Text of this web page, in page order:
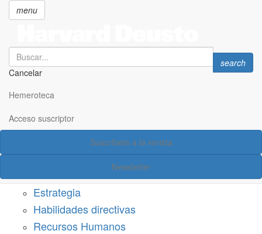
principal
menu
Search
Cancelar
Search
search
Hemeroteca
Acceso suscriptor
Suscríbete a la revista
Newsletter
Acceso suscriptor
Estrategia
Habilidades directivas
Recursos Humanos